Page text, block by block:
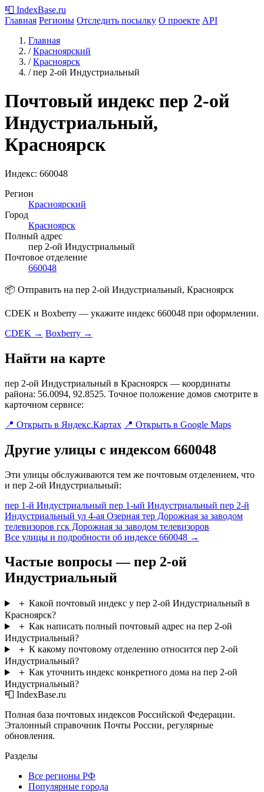
📮 IndexBase.ru
Главная Регионы Отследить посылку О проекте API
Главная
/ Красноярский
/ Красноярск
/ пер 2-ой Индустриальный
Почтовый индекс пер 2-ой
Индустриальный,
Красноярск
Индекс: 660048
Регион
Красноярский
Город
Красноярск
Полный адрес
пер 2-ой Индустриальный
Почтовое отделение
660048
📦 Отправить на пер 2-ой Индустриальный, Красноярск
CDEK и Boxberry — укажите индекс 660048 при оформлении.
CDEK → Boxberry →
Найти на карте
пер 2-ой Индустриальный в Красноярск — координаты
района: 56.0094, 92.8525. Точное положение домов смотрите в
карточном сервисе:
📍 Открыть в Яндекс.Картах 📍 Открыть в Google Maps
Другие улицы с индексом 660048
Эти улицы обслуживаются тем же почтовым отделением, что
и пер 2-ой Индустриальный:
пер 1-й Индустриальный пер 1-ый Индустриальный пер 2-й
Индустриальный ул 4-ая Озерная тер Дорожная за заводом
телевизоров гск Дорожная за заводом телевизоров
Все улицы и подробности об индексе 660048 →
Частые вопросы — пер 2-ой
Индустриальный
＋ Какой почтовый индекс у пер 2-ой Индустриальный в
Красноярск?
＋ Как написать полный почтовый адрес на пер 2-ой
Индустриальный?
＋ К какому почтовому отделению относится пер 2-ой
Индустриальный?
＋ Как уточнить индекс конкретного дома на пер 2-ой
Индустриальный?
📮 IndexBase.ru
Полная база почтовых индексов Российской Федерации.
Эталонный справочник Почты России, регулярные
обновления.
Разделы
Все регионы РФ
Популярные города